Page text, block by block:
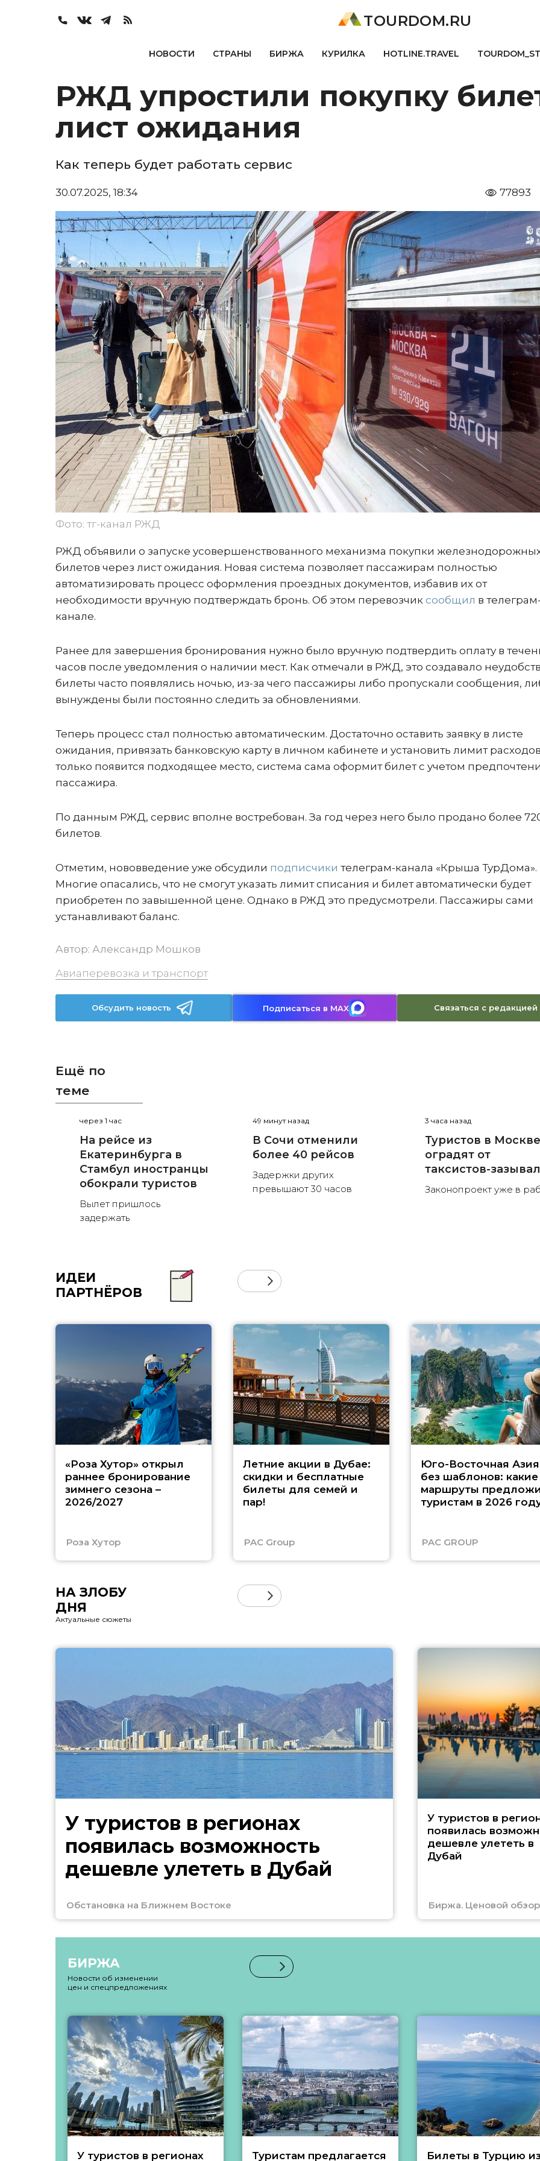
TOURDOM.RU
НОВОСТИ СТРАНЫ БИРЖА КУРИЛКА HOTLINE.TRAVEL
РЖД упростили покупку
лист ожидания
Как теперь будет работать сервис
30.07.2025, 18:34 77893
Фото: тг-канал РЖД
РЖД объявили о запуске усовершенствованного механизма покупки
билетов через лист ожидания. Новая система позволяет пассажирам полностью
автоматизировать процесс оформления проездных документов, избавив их от
необходимости вручную подтверждать бронь. Об этом перевозчик сообщил в
канале.
Ранее для завершения бронирования нужно было вручную подтвердить оплату в
часов после уведомления о наличии мест. Как отмечали в РЖД, это создавало
билеты часто появлялись ночью, из-за чего пассажиры либо пропускали сообщения,
вынуждены были постоянно следить за обновлениями.
Теперь процесс стал полностью автоматическим. Достаточно оставить заявку в листе
ожидания, привязать банковскую карту в личном кабинете и установить лимит
только появится подходящее место, система сама оформит билет с учетом
пассажира.
По данным РЖД, сервис вполне востребован. За год через него было продано более
билетов.
Отметим, нововведение уже обсудили подписчики телеграм-канала «Крыша ТурДома».
Многие опасались, что не смогут указать лимит списания и билет автоматически будет
приобретен по завышенной цене. Однако в РЖД это предусмотрели. Пассажиры сами
устанавливают баланс.
Автор: Александр Мошков
Авиаперевозка и транспорт
Обсудить новость Подписаться в MAX Связаться с редакцией
Ещё по
теме
через 1 час
На рейсе из
Екатеринбурга в
Стамбул иностранцы
обокрали туристов
Вылет пришлось
задержать
49 минут назад
В Сочи отменили
более 40 рейсов
Задержки других
превышают 30 часов
3 часа назад
Туристов в
оградят от
таксистов-
Законопроект уже в
ИДЕИ
ПАРТНЁРОВ
«Роза Хутор» открыл
раннее бронирование
зимнего сезона –
2026/2027
Роза Хутор
Летние акции в Дубае:
скидки и бесплатные
билеты для семей и
пар!
PAC Group
Юго-Восточная Азия
без шаблонов: какие
маршруты
туристам в 2026
PAC GROUP
НА ЗЛОБУ
ДНЯ
Актуальные сюжеты
У туристов в регионах
появилась возможность
дешевле улететь в Дубай
Обстановка на Ближнем Востоке
У туристов в
появилась
дешевле улететь в
Дубай
Биржа. Ценовой обзор
БИРЖА
Новости об изменении
цен и спецпредложениях
У туристов в регионах Туристам предлагается Билеты в Турцию